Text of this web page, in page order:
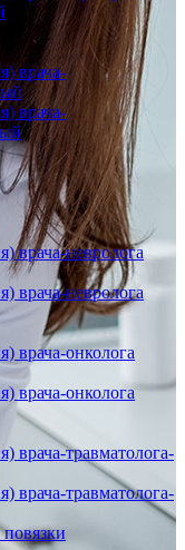
врача-
врача-
врача-невролога
врача-невролога
врача-онколога
врача-онколога
врача-травматолога-
врача-травматолога-